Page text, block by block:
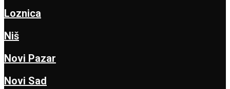
Loznica
Niš
Novi Pazar
Novi Sad